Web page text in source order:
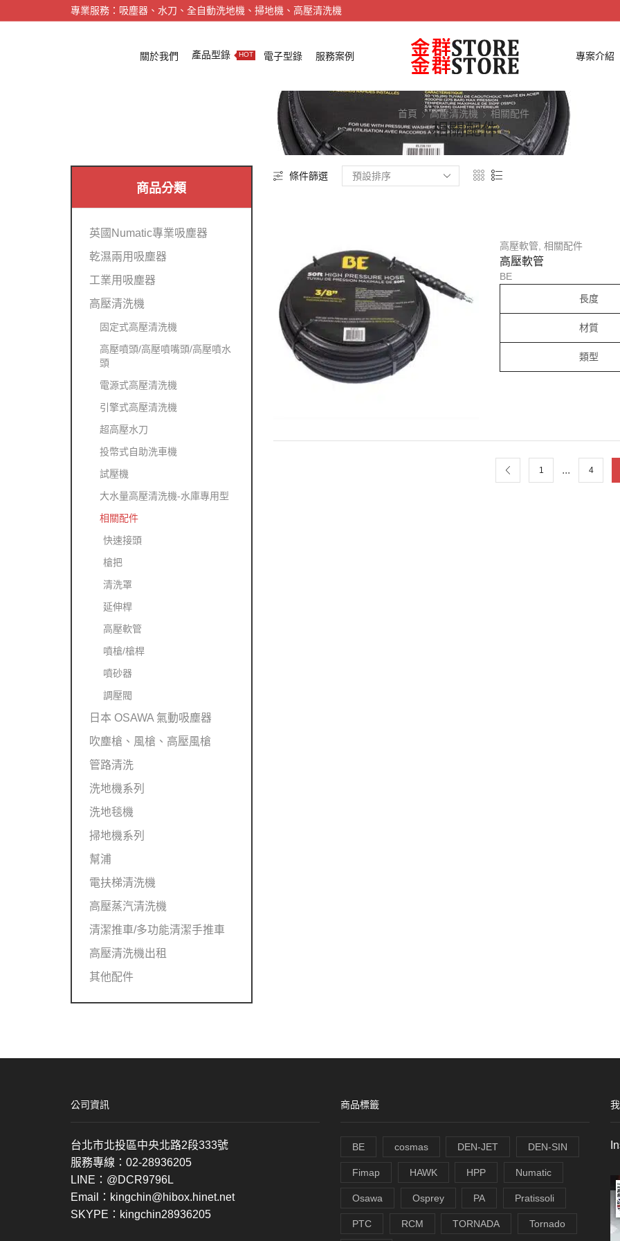
專業服務：吸塵器、水刀、全自動洗地機、掃地機、高壓清洗機
關於我們 產品型錄 HOT 電子型錄 服務案例 專案介紹
首頁 高壓清洗機 相關配件
相關配件
條件篩選
高壓軟管, 相關配件
高壓軟管
BE
長度
材質
類型
1 ... 4
商品分類
英國Numatic專業吸塵器
乾濕兩用吸塵器
工業用吸塵器
高壓清洗機
固定式高壓清洗機
高壓噴頭/高壓噴嘴頭/高壓噴水
頭
電源式高壓清洗機
引擎式高壓清洗機
超高壓水刀
投幣式自助洗車機
試壓機
大水量高壓清洗機-水庫專用型
相關配件
快速接頭
槍把
清洗罩
延伸桿
高壓軟管
噴槍/槍桿
噴砂器
調壓閥
日本 OSAWA 氣動吸塵器
吹塵槍、風槍、高壓風槍
管路清洗
洗地機系列
洗地毯機
掃地機系列
幫浦
電扶梯清洗機
高壓蒸汽清洗機
清潔推車/多功能清潔手推車
高壓清洗機出租
其他配件
公司資訊
台北市北投區中央北路2段333號
服務專線：02-28936205
LINE：@DCR9796L
Email：kingchin@hibox.hinet.net
SKYPE：kingchin28936205
商品標籤
BE cosmas DEN-JET DEN-SIN
Fimap HAWK HPP Numatic
Osawa Osprey PA Pratissoli
PTC RCM TORNADA Tornado